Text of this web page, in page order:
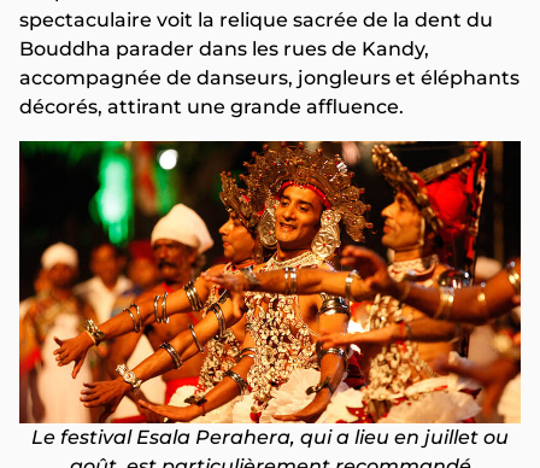
spectaculaire voit la relique sacrée de la dent du
Bouddha parader dans les rues de Kandy,
accompagnée de danseurs, jongleurs et éléphants
décorés, attirant une grande affluence.
Le festival Esala Perahera, qui a lieu en juillet ou